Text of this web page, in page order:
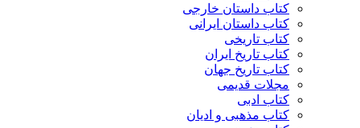
کتاب داستان خارجی
کتاب داستان ایرانی
کتاب تاریخی
کتاب تاریخ ایران
کتاب تاریخ جهان
مجلات قدیمی
کتاب ادبی
کتاب مذهبی و ادیان